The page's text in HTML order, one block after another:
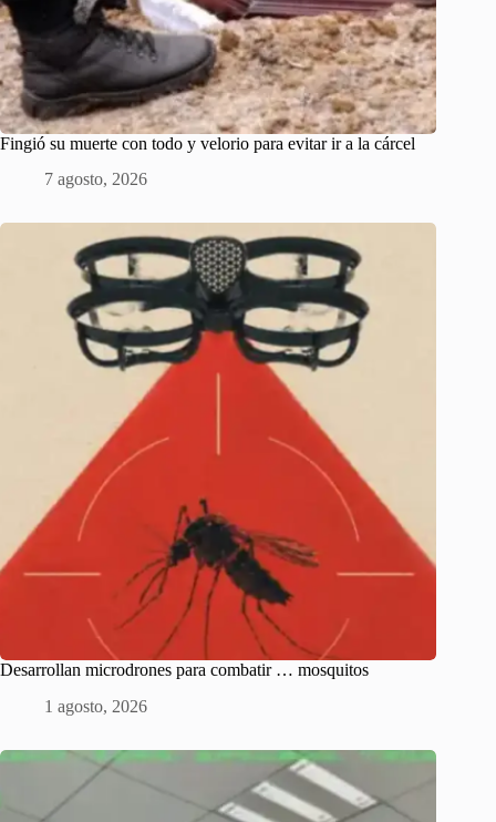
Fingió su muerte con todo y velorio para evitar ir a la cárcel
7 agosto, 2026
Desarrollan microdrones para combatir … mosquitos
1 agosto, 2026